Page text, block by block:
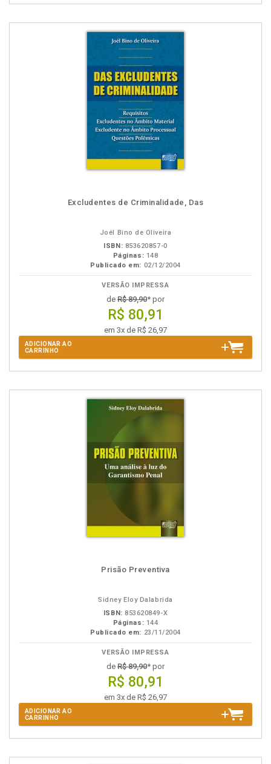
Excludentes de Criminalidade, Das
Joél Bino de Oliveira
ISBN: 853620857-0
Páginas: 148
Publicado em: 02/12/2004
VERSÃO IMPRESSA
de R$ 89,90* por
R$ 80,91
em 3x de R$ 26,97
ADICIONAR AO
CARRINHO
Prisão Preventiva
Sidney Eloy Dalabrida
ISBN: 853620849-X
Páginas: 144
Publicado em: 23/11/2004
VERSÃO IMPRESSA
de R$ 89,90* por
R$ 80,91
em 3x de R$ 26,97
ADICIONAR AO
CARRINHO